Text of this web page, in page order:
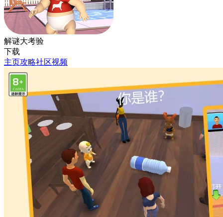
解谜大考验
下载
主页攻略社区视频